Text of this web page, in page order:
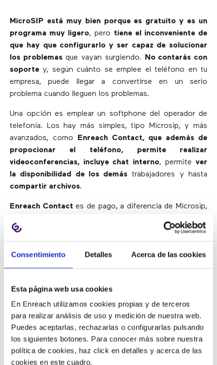
Consentimiento Detalles Acerca de las cookies
Esta página web usa cookies
En Enreach utilizamos cookies propias y de terceros
para realizar análisis de uso y medición de nuestra web.
Puedes aceptarlas, rechazarlas o configurarlas pulsando
los siguientes botones. Para conocer más sobre nuestra
política de cookies, haz click en detalles y acerca de las
cookies en este cuadro.
MicroSIP está muy bien porque es gratuito y es un
programa muy ligero, pero tiene el inconveniente de
que hay que configurarlo y ser capaz de solucionar
los problemasque vayan surgiendo.
No contarás con
soporte y, según cuánto se emplee el teléfono en tu
empresa, puede llegar a convertirse en un serio
problema cuando lleguen los problemas.
Una opción es emplear un softphone del operador de
telefonía. Los hay más simples, tipo Microsip, y más
avanzados, como
Enreach Contact, que además de
propocionar el teléfono, permite realizar
videoconferencias, incluye chat interno, permitever
la disponibilidad de los demás trabajadores y hasta
compartir archivos.
Enreach Contact es de pago, a diferencia de Microsip,
herramienta mucho más potente, con centralita virtual y
¿Te gustaría que MicroSIP
incluyera chat y
videoconferencias?
Rellena este formulario y te